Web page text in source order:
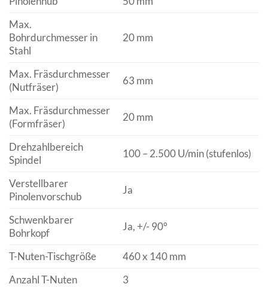
Max.
Bohrdurchmesser in
Stahl
20 mm
Max. Fräsdurchmesser
(Nutfräser)
63 mm
Max. Fräsdurchmesser
(Formfräser)
20 mm
Drehzahlbereich
Spindel
100 – 2.500 U/min (stufenlos)
Verstellbarer
Pinolenvorschub
Ja
Schwenkbarer
Bohrkopf
Ja, +/- 90°
T-Nuten-Tischgröße
460 x 140 mm
Anzahl T-Nuten
3